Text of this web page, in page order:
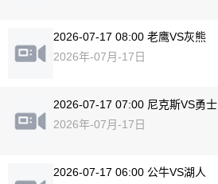
2026-07-17 08:00 老鹰VS灰熊
2026年-07月-17日
2026-07-17 07:00 尼克斯VS勇士
2026年-07月-17日
2026-07-17 06:00 公牛VS湖人